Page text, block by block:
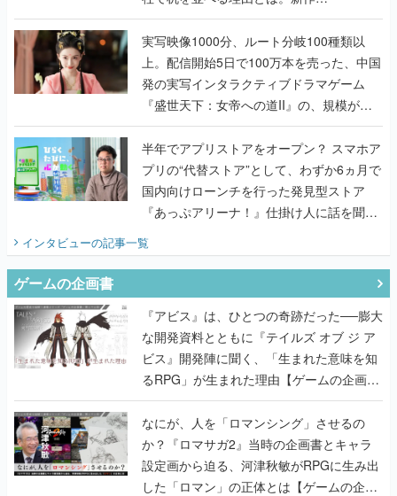
『TATSUJIN EXTREME』で初タッグを組
んだレジェンド2人に訊く開発秘話
実写映像1000分、ルート分岐100種類以
上。配信開始5日で100万本を売った、中国
発の実写インタラクティブドラマゲーム
『盛世天下：女帝への道II』の、規模が違
うこだわりをプロデューサーに聞いた
半年でアプリストアをオープン？ スマホア
プリの“代替ストア”として、わずか6ヵ月で
国内向けローンチを行った発見型ストア
『あっぷアリーナ！』仕掛け人に話を聞い
インタビューの記事一覧
ゲームの企画書
『アビス』は、ひとつの奇跡だった──膨大
な開発資料とともに『テイルズ オブ ジ ア
ビス』開発陣に聞く、「生まれた意味を知
るRPG」が生まれた理由【ゲームの企画
書】
なにが、人を「ロマンシング」させるの
か？『ロマサガ2』当時の企画書とキャラ
設定画から迫る、河津秋敏がRPGに生み出
した「ロマン」の正体とは【ゲームの企画